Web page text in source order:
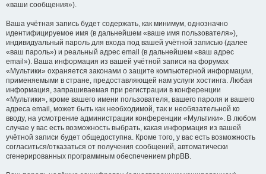
«ваши сообщения»).
Ваша учётная запись будет содержать, как минимум, однозначно
идентифицируемое имя (в дальнейшем «ваше имя пользователя»),
индивидуальный пароль для входа под вашей учётной записью (далее
«ваш пароль») и реальный адрес email (в дальнейшем «ваш адрес
email»). Ваша информация из вашей учётной записи на форумах
«Мультики» охраняется законами о защите компьютерной информации,
применяемыми в стране, предоставляющей нам услуги хостинга. Любая
информация, запрашиваемая при регистрации в конференции
«Мультики», кроме вашего имени пользователя, вашего пароля и вашего
адреса email, может быть как необходимой, так и необязательной ко
вводу, на усмотрение администрации конференции «Мультики». В любом
случае у вас есть возможность выбрать, какая информация из вашей
учётной записи будет общедоступна. Кроме того, у вас есть возможность
согласиться/отказаться от получения сообщений, автоматически
сгенерированных программным обеспечением phpBB.